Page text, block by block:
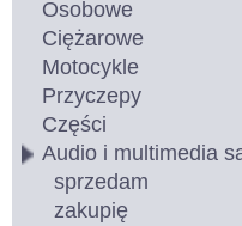
Osobowe
Ciężarowe
Motocykle
Przyczepy
Części
Audio i multimedia
sprzedam
zakupię